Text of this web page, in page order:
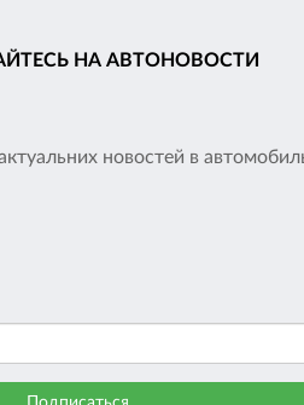
НА АВТОНОВОСТИ
новостей в